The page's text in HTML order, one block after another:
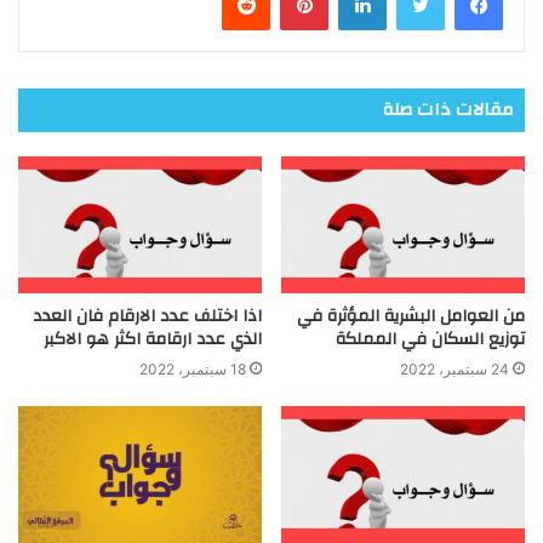
مقالات ذات صلة
من العوامل البشرية المؤثرة في
توزيع السكان في المملكة
24 سبتمبر، 2022
اذا اختلف عدد الارقام فان العدد
الذي عدد ارقامة اكثر هو الاكبر
18 سبتمبر، 2022